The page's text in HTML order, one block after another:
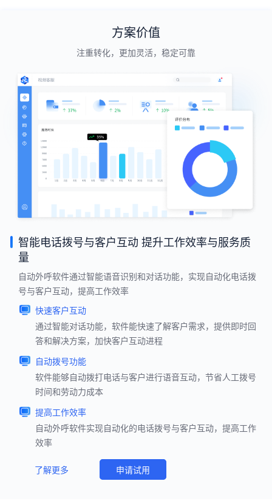
方案价值
注重转化，更加灵活，稳定可靠
智能电话拨号与客户互动 提升工作效率与服务质
量
自动外呼软件通过智能语音识别和对话功能，实现自动化电话拨
号与客户互动，提高工作效率
快速客户互动
通过智能对话功能，软件能快速了解客户需求，提供即时回
答和解决方案，加快客户互动进程
自动拨号功能
软件能够自动拨打电话与客户进行语音互动，节省人工拨号
时间和劳动力成本
提高工作效率
自动外呼软件实现自动化的电话拨号与客户互动，提高工作
效率
了解更多 申请试用